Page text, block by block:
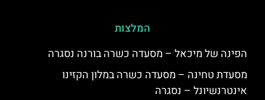
המלצות
הפינה של מיכאל – מסעדה כשרה בורנה נסגרה
מסעדת טחינה – מסעדה כשרה במלון הקזינו
אינטרנשיונל – נסגרה